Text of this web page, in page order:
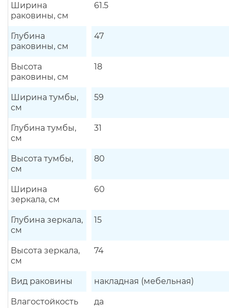
Ширина
раковины, см
61.5
Глубина
раковины, см
47
Высота
раковины, см
18
Ширина тумбы,
см
59
Глубина тумбы,
см
31
Высота тумбы,
см
80
Ширина
зеркала, см
60
Глубина зеркала,
см
15
Высота зеркала,
см
74
Вид раковины накладная (мебельная)
Влагостойкость да